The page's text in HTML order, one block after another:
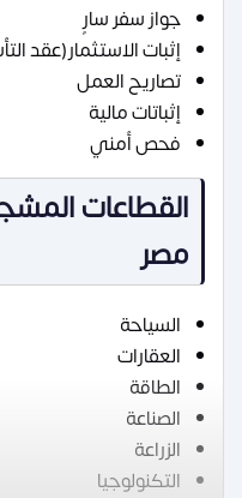
جواز سفر سارٍ
إثبات الاستثمار(عقد
تصاريح العمل
إثباتات مالية
فحص أمني
القطاعات
مصر
السياحة
العقارات
الطاقة
الصناعة
الزراعة
التكنولوجيا